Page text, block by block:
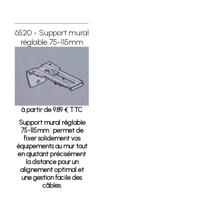
6520 - Support mural
réglable 75-115mm
à partir de 9.89 € TTC
Support mural réglable
75-115mm :permet de
fixer solidement vos
équipements au mur tout
en ajustant précisément
la distance pour un
alignement optimal et
une gestion facile des
câbles.